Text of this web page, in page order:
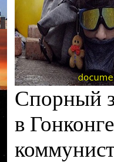
Спорный
в